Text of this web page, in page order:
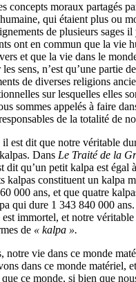
concepts moraux partagés
qui étaient plus ou
de plusieurs sages
ont en commun que la vie
et que la vie dans le
sens, n’est qu’une partie
de diverses religions
sur lesquelles elles
sommes appelés à faire
de la totalité de
est dit que notre véritable
Dans Le Traité de la
dit qu’un petit kalpa est égal
kalpas constituent un kalpa
000 ans, et que quatre
qui dure 1 343 840 000
immortel, et notre véritable
de « kalpa ».
notre vie dans ce monde
dans ce monde matériel,
ce monde, si bien que